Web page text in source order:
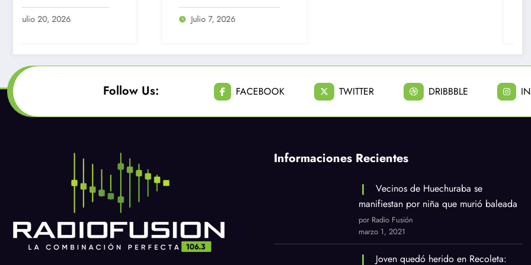
pastelería en Quilicura
Julio 7, 2026
Follow Us: FACEBOOK TWITTER DRIBBBLE
Informaciones Recientes
Vecinos de Huechuraba se
manifiestan por niña que murió baleada
por Radio Fusión
marzo 1, 2021
Joven quedó herido en Recoleta: